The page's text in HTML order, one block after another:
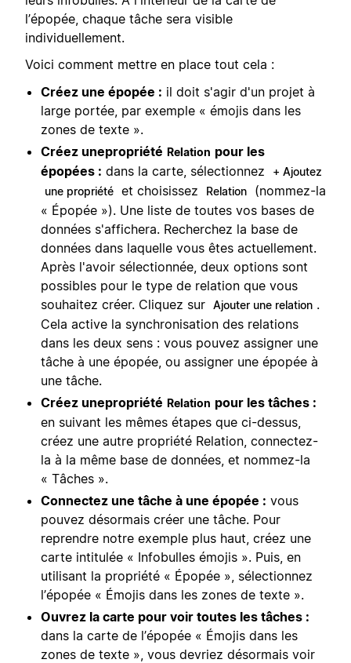
l’épopée, chaque tâche sera visible
individuellement.
Voici comment mettre en place tout cela :
Créez une épopée : il doit s'agir d'un projet à
large portée, par exemple « émojis dans les
zones de texte ».
Créez unepropriété Relation pour les
épopées : dans la carte, sélectionnez
+ Ajoutez
une propriété et choisissez Relation
(nommez-la
« Épopée »). Une liste de toutes vos bases de
données s'affichera. Recherchez la base de
données dans laquelle vous êtes actuellement.
Après l'avoir sélectionnée, deux options sont
possibles pour le type de relation que vous
souhaitez créer. Cliquez sur Ajouter une relation .
Cela active la synchronisation des relations
dans les deux sens : vous pouvez assigner une
tâche à une épopée, ou assigner une épopée à
une tâche.
Créez unepropriété Relation pour les tâches :
en suivant les mêmes étapes que ci-dessus,
créez une autre propriété Relation, connectez-
la à la même base de données, et nommez-la
« Tâches ».
Connectez une tâche à une épopée : vous
pouvez désormais créer une tâche. Pour
reprendre notre exemple plus haut, créez une
carte intitulée « Infobulles émojis ». Puis, en
utilisant la propriété « Épopée », sélectionnez
l’épopée « Émojis dans les zones de texte ».
Ouvrez la carte pour voir toutes les tâches :
dans la carte de l’épopée « Émojis dans les
zones de texte », vous devriez désormais voir